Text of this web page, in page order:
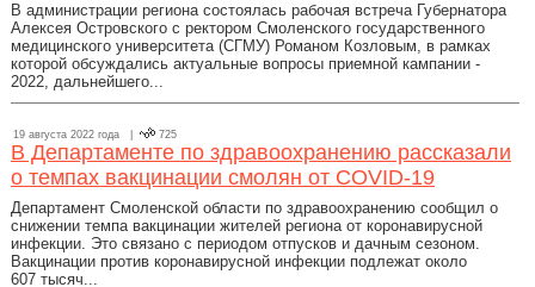
В администрации региона состоялась рабочая встреча Губернатора
Алексея Островского с ректором Смоленского государственного
медицинского университета (СГМУ) Романом Козловым, в рамках
которой обсуждались актуальные вопросы приемной кампании -
2022, дальнейшего...
19 августа 2022 года | 725
В Департаменте по здравоохранению рассказали
о темпах вакцинации смолян от COVID-19
Департамент Смоленской области по здравоохранению сообщил о
снижении темпа вакцинации жителей региона от коронавирусной
инфекции. Это связано с периодом отпусков и дачным сезоном.
Вакцинации против коронавирусной инфекции подлежат около
607 тысяч...